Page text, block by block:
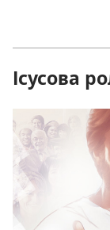
Ісусова